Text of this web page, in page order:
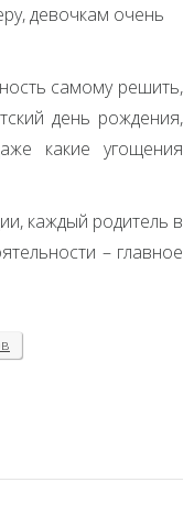
девочкам очень
самому решить,
день рождения,
какие угощения
каждый родитель в
– главное